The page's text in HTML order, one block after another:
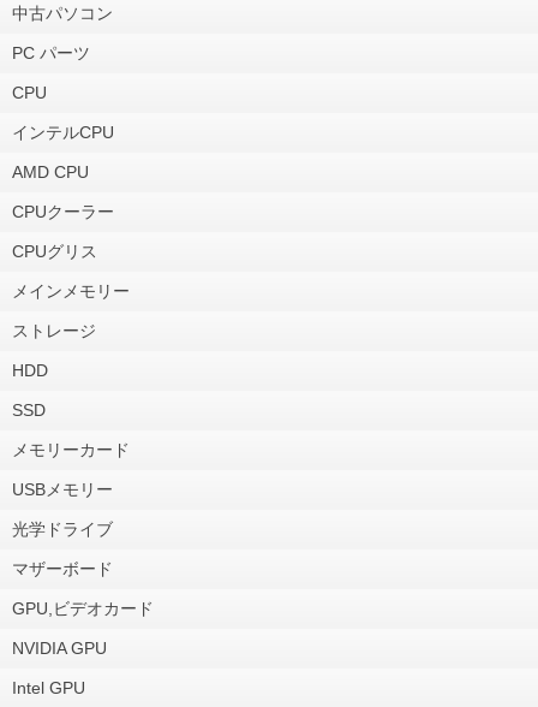
中古パソコン
PC パーツ
CPU
インテルCPU
AMD CPU
CPUクーラー
CPUグリス
メインメモリー
ストレージ
HDD
SSD
メモリーカード
USBメモリー
光学ドライブ
マザーボード
GPU,ビデオカード
NVIDIA GPU
Intel GPU